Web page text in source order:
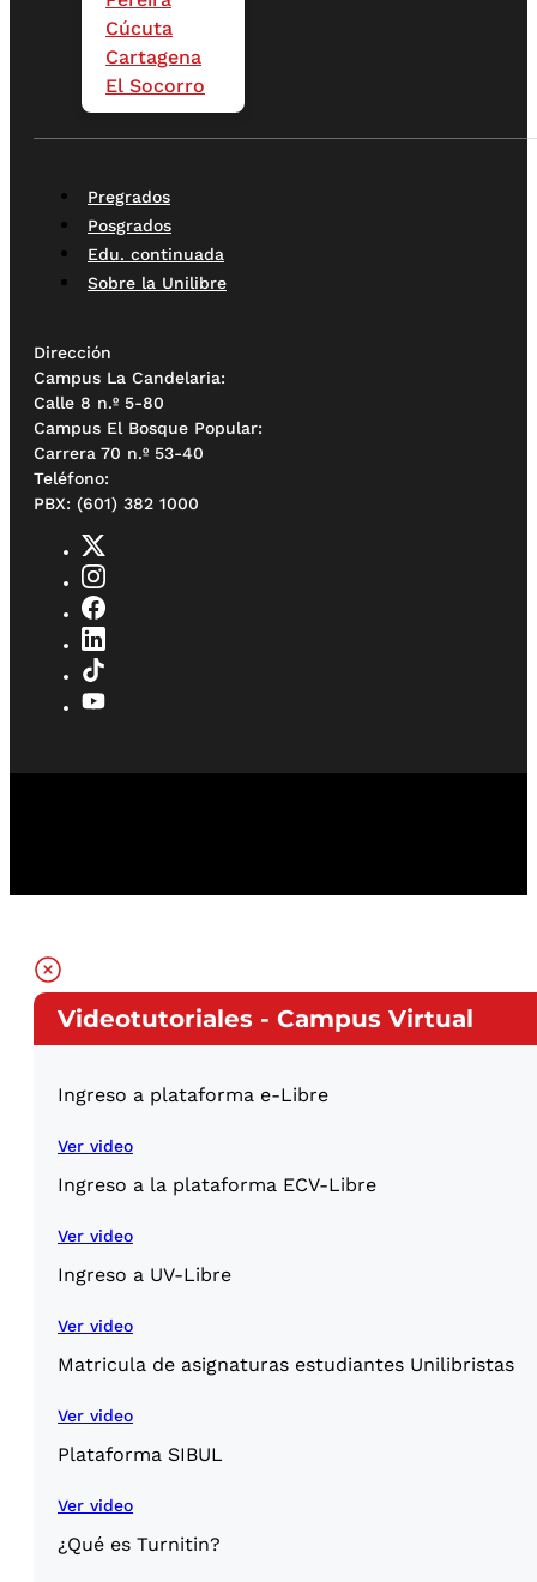
Cúcuta
Cartagena
El Socorro
Pregrados
Posgrados
Edu. continuada
Sobre la Unilibre
Dirección
Campus La Candelaria:
Calle 8 n.º 5-80
Campus El Bosque Popular:
Carrera 70 n.º 53-40
Teléfono:
PBX: (601) 382 1000
Videotutoriales - Campus Virtual
Ingreso a plataforma e-Libre
Ver video
Ingreso a la plataforma ECV-Libre
Ver video
Ingreso a UV-Libre
Ver video
Matricula de asignaturas estudiantes Unilibristas
Ver video
Plataforma SIBUL
Ver video
¿Qué es Turnitin?